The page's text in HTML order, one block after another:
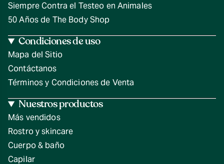
Siempre Contra el Testeo en Animales
50 Años de The Body Shop
Condiciones de uso
Mapa del Sitio
Contáctanos
Términos y Condiciones de Venta
Nuestros productos
Más vendidos
Rostro y skincare
Cuerpo & baño
Capilar